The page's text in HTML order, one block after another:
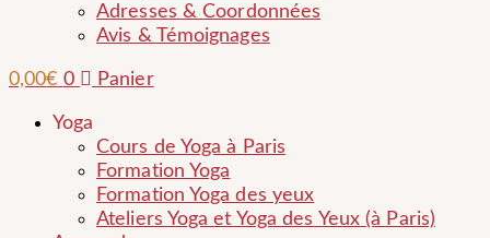
Adresses & Coordonnées
Avis & Témoignages
0,00€ 0 Panier
Yoga
Cours de Yoga à Paris
Formation Yoga
Formation Yoga des yeux
Ateliers Yoga et Yoga des Yeux (à Paris)